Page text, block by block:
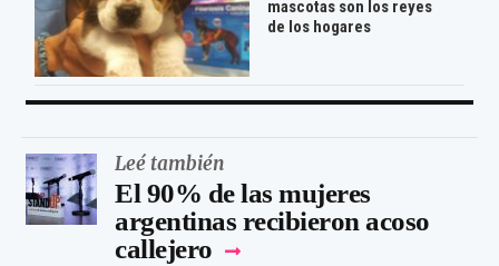
mascotas son los reyes
de los hogares
Leé también
El 90% de las mujeres
argentinas recibieron acoso
callejero